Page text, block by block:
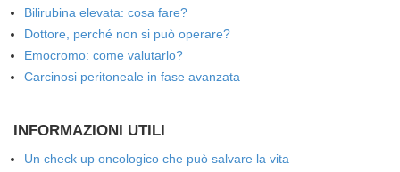
Bilirubina elevata: cosa fare?
Dottore, perché non si può operare?
Emocromo: come valutarlo?
Carcinosi peritoneale in fase avanzata
INFORMAZIONI UTILI
Un check up oncologico che può salvare la vita